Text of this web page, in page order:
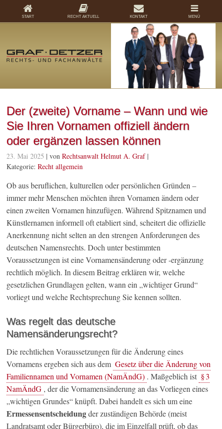
Der (zweite) Vorname – Wann und wie
Sie Ihren Vornamen offiziell ändern
oder ergänzen lassen können
23. Mai 2025 | vonRechtsanwalt Helmut A. Graf|
Kategorie:Recht allgemein
Ob aus beruflichen, kulturellen oder persönlichen Gründen –
immer mehr Menschen möchten ihren Vornamen ändern oder
einen zweiten Vornamen hinzufügen. Während Spitznamen und
Künstlernamen informell oft etabliert sind, scheitert die offizielle
Anerkennung nicht selten an den strengen Anforderungen des
deutschen Namensrechts. Doch unter bestimmten
Voraussetzungen ist eine Vornamensänderung oder -ergänzung
rechtlich möglich. In diesem Beitrag erklären wir, welche
gesetzlichen Grundlagen gelten, wann ein „wichtiger Grund“
vorliegt und welche Rechtsprechung Sie kennen sollten.
Was regelt das deutsche
Namensänderungsrecht?
Die rechtlichen Voraussetzungen für die Änderung eines
Vornamens ergeben sich aus dem Gesetz über die Änderung von
Familiennamen und Vornamen (NamÄndG) . Maßgeblich ist § 3
NamÄndG , der die Vornamensänderung an das Vorliegen eines
„wichtigen Grundes“ knüpft. Dabei handelt es sich um eine
Ermessensentscheidungder zuständigen Behörde (meist
Landratsamt oder Bürgerbüro), die im Einzelfall prüft, ob das
START RECHT AKTUELL KONTAKT MENÜ